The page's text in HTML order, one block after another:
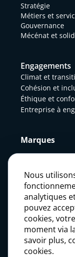
Stratégie
Métiers et
Gouvernance
Mécénat et
Engagements
Climat et
Cohésion et
Éthique et
Entreprise à
Marques
Actualités
Presse
Carrières
Nous
analytiques
pouvez
cookies,
moment via
savoir plus,
cookies.